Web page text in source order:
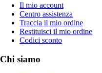
Il mio account
Centro assistenza
Traccia il mio ordine
Restituisci il mio ordine
Codici sconto
Chi siamo